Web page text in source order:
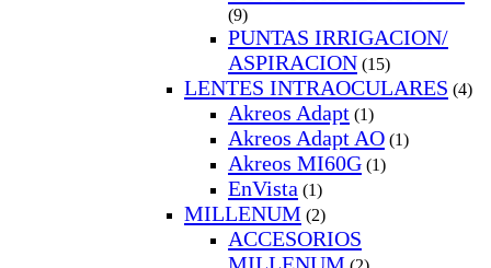
(9)
PUNTAS IRRIGACION/
ASPIRACION (15)
LENTES INTRAOCULARES (4)
Akreos Adapt (1)
Akreos Adapt AO (1)
Akreos MI60G (1)
EnVista (1)
MILLENUM (2)
ACCESORIOS